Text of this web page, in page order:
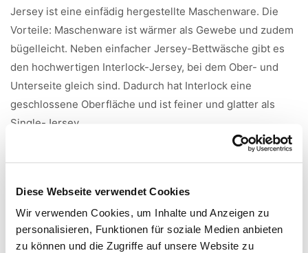
Diese Webseite verwendet Cookies
Wir verwenden Cookies, um Inhalte und Anzeigen zu
personalisieren, Funktionen für soziale Medien anbieten
zu können und die Zugriffe auf unsere Website zu
Jersey ist eine einfädig hergestellte Maschenware. Die
Vorteile: Maschenware ist wärmer als Gewebe und zudem
bügelleicht. Neben einfacher Jersey-Bettwäsche gibt es
den hochwertigen Interlock-Jersey, bei dem Ober- und
Unterseite gleich sind. Dadurch hat Interlock eine
geschlossene Oberfläche und ist feiner und glatter als
Single-Jersey.
auch passend für 90x190/200
Spannbettlaken aus 100%-Baumwoll-Jersey 150x200:
auch passend für 140/160x200
Spannbettlaken aus 100%-Baumwoll-Jersey 200x200: